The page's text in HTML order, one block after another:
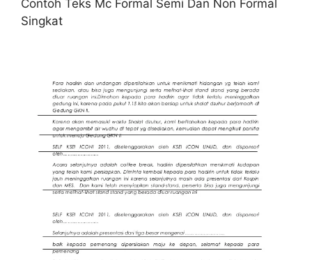
Contoh Teks Mc Formal Semi Dan Non Formal
Singkat